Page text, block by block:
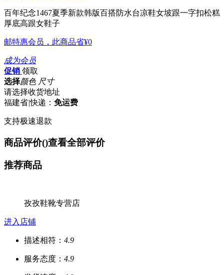
百年纪念1467夏季新款韩版百搭防水台凉鞋女坡跟一字扣松糕
厚底高跟女鞋子
邮特惠会员，此商品省¥0
成为会员
促销 领取
选择颜色 尺寸
请选择收货地址
福建省|快递： 免运费
支持极速退款
商品评价()查看全部评价
推荐商品
孜孜鞋靴专营店
进入店铺
描述相符： 4.9
服务态度： 4.9